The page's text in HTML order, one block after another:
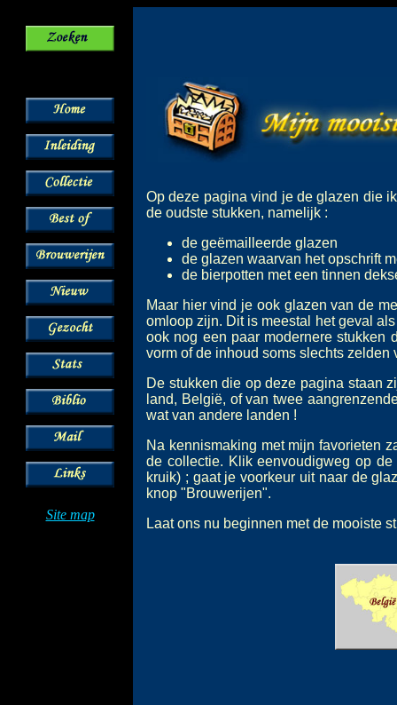
Site map
Op deze pagina vind je de glazen die
de oudste stukken, namelijk :
de geëmailleerde glazen
de glazen waarvan het opschrift
de bierpotten met een tinnen
Maar hier vind je ook glazen van de
omloop zijn. Dit is meestal het geval
ook nog een paar modernere stukken
vorm of de inhoud soms slechts zelden
De stukken die op deze pagina staan
land, België, of van twee
wat van andere landen !
Na kennismaking met mijn favorieten
de collectie. Klik eenvoudigweg op
kruik) ; gaat je voorkeur uit naar de
knop "Brouwerijen".
Laat ons nu beginnen met de mooiste